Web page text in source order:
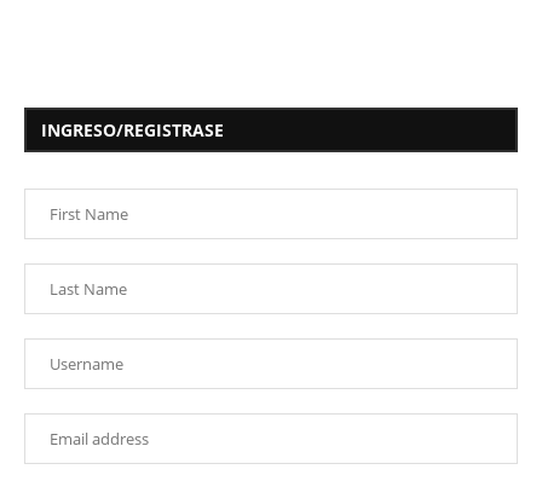
INGRESO/REGISTRASE